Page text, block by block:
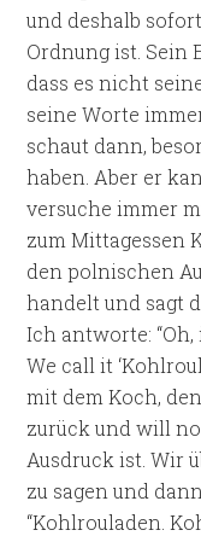
und deshalb
Ordnung ist. Sein
dass es nicht
seine Worte
schaut dann,
haben. Aber er
versuche immer
zum Mittagessen
den polnischen
handelt und sagt
Ich antworte: “Oh,
We call it
mit dem Koch,
zurück und will
Ausdruck ist. Wir
zu sagen und
“Kohlrouladen.